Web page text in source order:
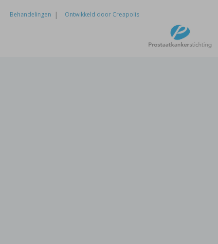
Behandelingen Ontwikkeld door Creapolis